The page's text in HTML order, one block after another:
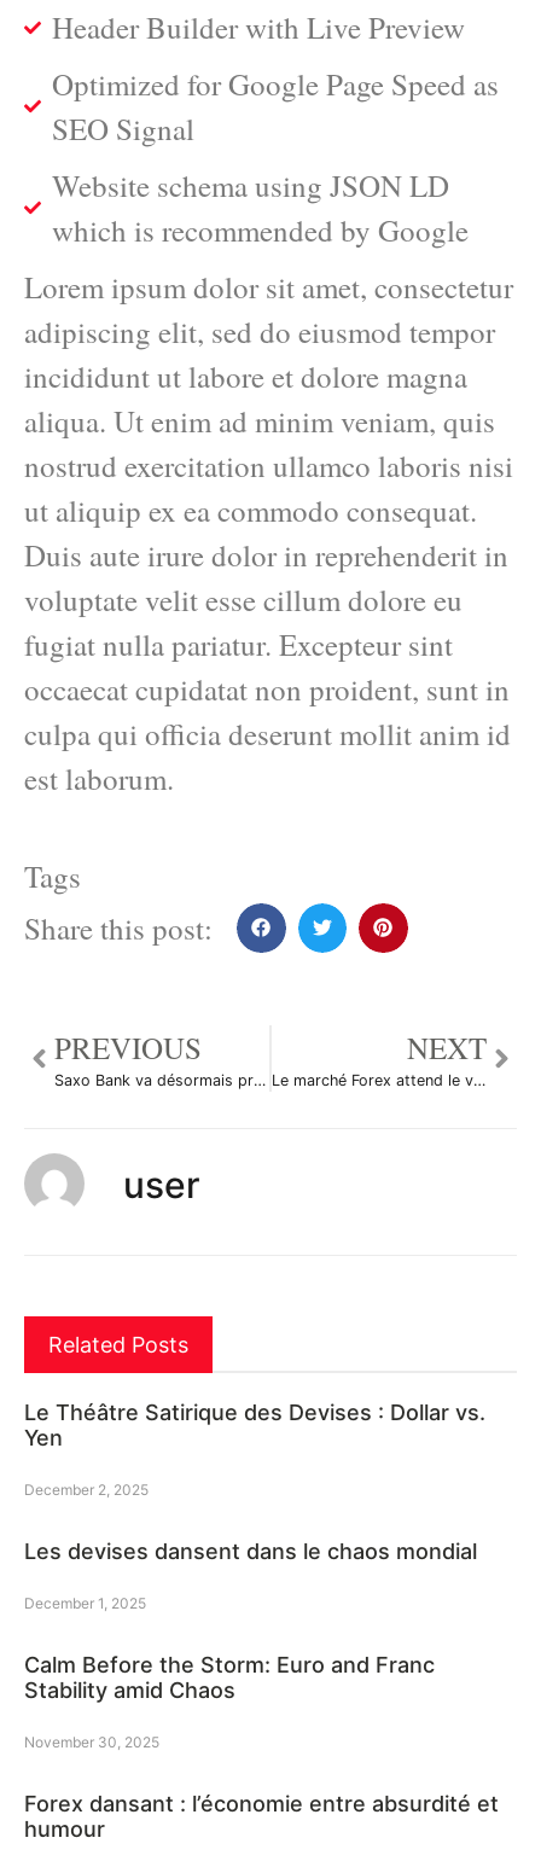
Header Builder with Live Preview
Optimized for Google Page Speed as
SEO Signal
Website schema using JSON LD
which is recommended by Google
Lorem ipsum dolor sit amet, consectetur
adipiscing elit, sed do eiusmod tempor
incididunt ut labore et dolore magna
aliqua. Ut enim ad minim veniam, quis
nostrud exercitation ullamco laboris nisi
ut aliquip ex ea commodo consequat.
Duis aute irure dolor in reprehenderit in
voluptate velit esse cillum dolore eu
fugiat nulla pariatur. Excepteur sint
occaecat cupidatat non proident, sunt in
culpa qui officia deserunt mollit anim id
est laborum.
Tags
Share this post:
PREVIOUS
Saxo Bank va désormais proposer MetaTrader 4
NEXT
Le marché Forex attend le verdict du Congrès américain
user
Related Posts
Le Théâtre Satirique des Devises : Dollar vs.
Yen
December 2, 2025
Les devises dansent dans le chaos mondial
December 1, 2025
Calm Before the Storm: Euro and Franc
Stability amid Chaos
November 30, 2025
Forex dansant : l’économie entre absurdité et
humour